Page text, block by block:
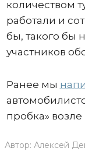
количеством
работали и
бы, такого бы
участников
Ранее мы
пробка»
Автор: Алексей